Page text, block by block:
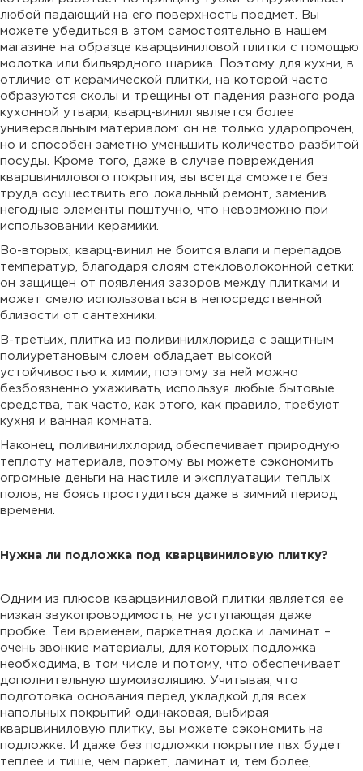
любой падающий на его поверхность предмет. Вы
можете убедиться в этом самостоятельно в нашем
магазине на образце кварцвиниловой плитки с помощью
молотка или бильярдного шарика. Поэтому для кухни, в
отличие от керамической плитки, на которой часто
образуются сколы и трещины от падения разного рода
кухонной утвари, кварц-винил является более
универсальным материалом: он не только ударопрочен,
но и способен заметно уменьшить количество разбитой
посуды. Кроме того, даже в случае повреждения
кварцвинилового покрытия, вы всегда сможете без
труда осуществить его локальный ремонт, заменив
негодные элементы поштучно, что невозможно при
использовании керамики.
Во-вторых, кварц-винил не боится влаги и перепадов
температур, благодаря слоям стекловолоконной сетки:
он защищен от появления зазоров между плитками и
может смело использоваться в непосредственной
близости от сантехники.
В-третьих, плитка из поливинилхлорида с защитным
полиуретановым слоем обладает высокой
устойчивостью к химии, поэтому за ней можно
безбоязненно ухаживать, используя любые бытовые
средства, так часто, как этого, как правило, требуют
кухня и ванная комната.
Наконец, поливинилхлорид обеспечивает природную
теплоту материала, поэтому вы можете сэкономить
огромные деньги на настиле и эксплуатации теплых
полов, не боясь простудиться даже в зимний период
времени.
Нужна ли подложка под кварцвиниловую плитку?
Одним из плюсов кварцвиниловой плитки является ее
низкая звукопроводимость, не уступающая даже
пробке. Тем временем, паркетная доска и ламинат –
очень звонкие материалы, для которых подложка
необходима, в том числе и потому, что обеспечивает
дополнительную шумоизоляцию. Учитывая, что
подготовка основания перед укладкой для всех
напольных покрытий одинаковая, выбирая
кварцвиниловую плитку, вы можете сэкономить на
подложке. И даже без подложки покрытие пвх будет
теплее и тише, чем паркет, ламинат и, тем более,